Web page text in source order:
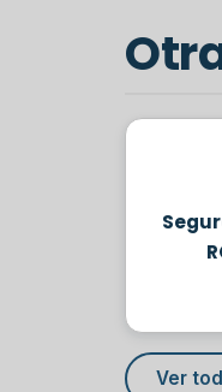
Ver